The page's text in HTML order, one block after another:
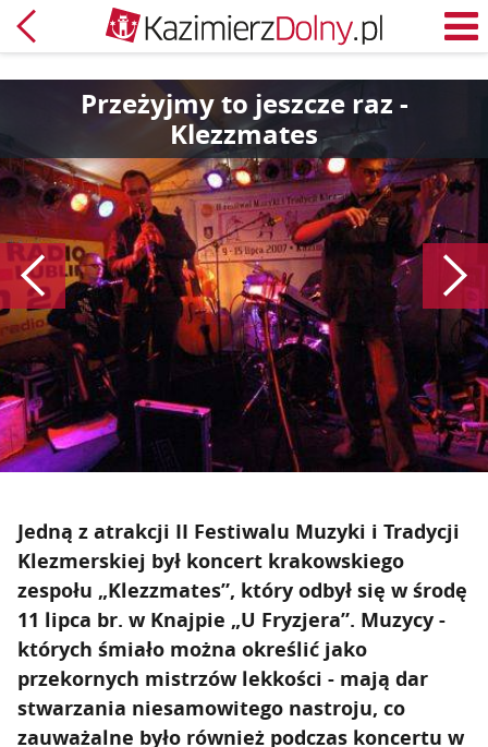
Powrót
Przeżyjmy to jeszcze raz -
Klezzmates
Poprzedni
Jedną z atrakcji II Festiwalu Muzyki i Tradycji
Klezmerskiej był koncert krakowskiego
zespołu „Klezzmates”, który odbył się w środę
11 lipca br. w Knajpie „U Fryzjera”. Muzycy -
których śmiało można określić jako
przekornych mistrzów lekkości - mają dar
stwarzania niesamowitego nastroju, co
zauważalne było również podczas koncertu w